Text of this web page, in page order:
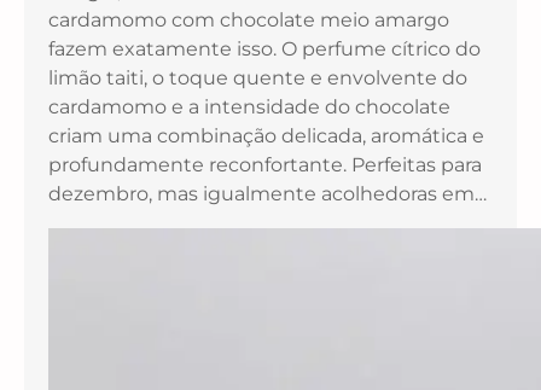
cardamomo com chocolate meio amargo
fazem exatamente isso. O perfume cítrico do
limão taiti, o toque quente e envolvente do
cardamomo e a intensidade do chocolate
criam uma combinação delicada, aromática e
profundamente reconfortante. Perfeitas para
dezembro, mas igualmente acolhedoras em…